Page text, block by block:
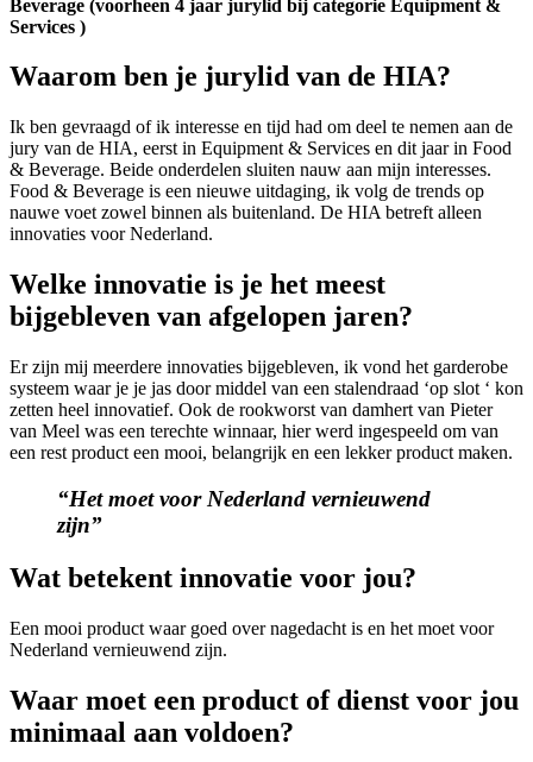
Beverage (voorheen 4 jaar jurylid bij categorie Equipment &
Services )
Waarom ben je jurylid van de HIA?
Ik ben gevraagd of ik interesse en tijd had om deel te nemen aan de
jury van de HIA, eerst in Equipment & Services en dit jaar in Food
& Beverage. Beide onderdelen sluiten nauw aan mijn interesses.
Food & Beverage is een nieuwe uitdaging, ik volg de trends op
nauwe voet zowel binnen als buitenland. De HIA betreft alleen
innovaties voor Nederland.
Welke innovatie is je het meest
bijgebleven van afgelopen jaren?
Er zijn mij meerdere innovaties bijgebleven, ik vond het garderobe
systeem waar je je jas door middel van een stalendraad ‘op slot ‘ kon
zetten heel innovatief. Ook de rookworst van damhert van Pieter
van Meel was een terechte winnaar, hier werd ingespeeld om van
een rest product een mooi, belangrijk en een lekker product maken.
“Het moet voor Nederland vernieuwend
zijn”
Wat betekent innovatie voor jou?
Een mooi product waar goed over nagedacht is en het moet voor
Nederland vernieuwend zijn.
Waar moet een product of dienst voor jou
minimaal aan voldoen?